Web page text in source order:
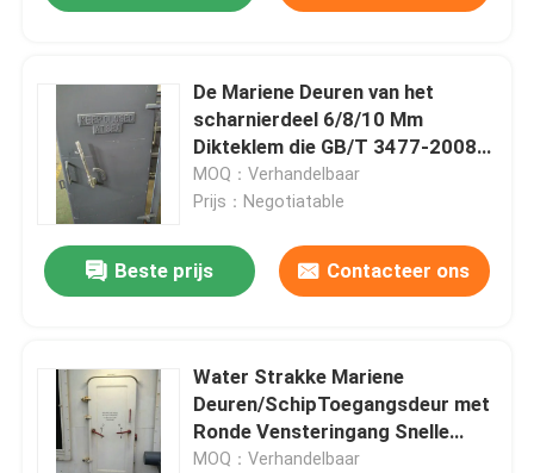
De Mariene Deuren van het
scharnierdeel 6/8/10 Mm
Dikteklem die GB/T 3477-2008
openen
MOQ：Verhandelbaar
Prijs：Negotiatable
Beste prijs Contacteer ons
Water Strakke Mariene
Deuren/SchipToegangsdeur met
Ronde Vensteringang Snelle
Open
MOQ：Verhandelbaar